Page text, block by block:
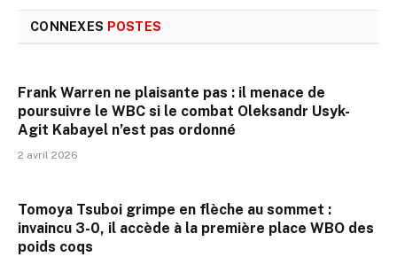
CONNEXES POSTES
Frank Warren ne plaisante pas : il menace de
poursuivre le WBC si le combat Oleksandr Usyk-
Agit Kabayel n’est pas ordonné
2 avril 2026
Tomoya Tsuboi grimpe en flèche au sommet :
invaincu 3-0, il accède à la première place WBO des
poids coqs